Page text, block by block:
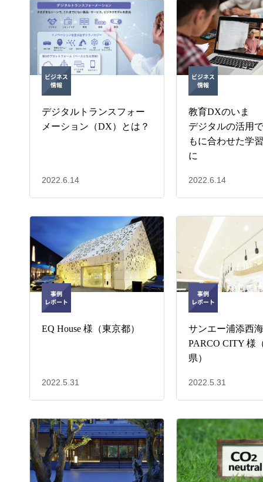
デジタルトランスフォー
メーション（DX）とは？
2022.6.14
教育DXのいま
デジタルの活用
もに合わせた学
に
2022.6.14
EQ House 様（東京都）
2022.5.31
サンエー浦添西
PARCO CITY 様
県）
2022.5.31